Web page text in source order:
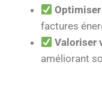
factures
Valoriser
améliorant